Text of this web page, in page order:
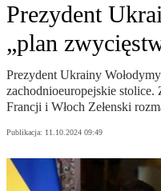
Prezydent
„plan
Prezydent Ukrainy
zachodnioeuropejskie
Francji i Włoch Zełenski
Publikacja: 11.10.2024 09:49